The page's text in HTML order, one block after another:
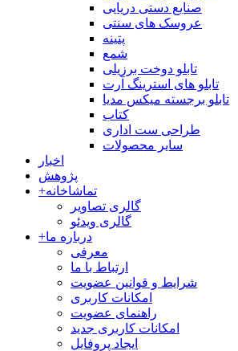
صنایع دستی دریایی
عروسک های سنتی
پتینه
شمع
تابلو دوخت برزیلی
تابلو های استرینگ آرت
تابلو برجسته میکس مدیا
کتاب
طراحی ست اداری
سایر محصولات
اخبار
پژوهش
+تماشاخانه
گالری تصاویر
گالری ویدئو
+درباره ما
معرفی
ارتباط با ما
شرایط و قوانین عضویت
امکانات کاربری
راهنمای عضویت
امکانات کاربری جدید
ایجاد پروفایل